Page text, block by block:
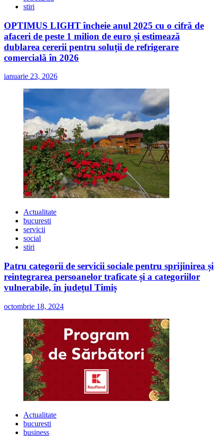
stiri
OPTIMUS LIGHT încheie anul 2025 cu o cifră de
afaceri de peste 1 milion de euro și estimează
dublarea cererii pentru soluții de refrigerare
comercială în 2026
ianuarie 23, 2026
Actualitate
bucuresti
servicii
social
stiri
Patru categorii de servicii sociale pentru sprijinirea și
reintegrarea persoanelor traficate și a categoriilor
vulnerabile, în județul Timiș
octombrie 18, 2024
Actualitate
bucuresti
business